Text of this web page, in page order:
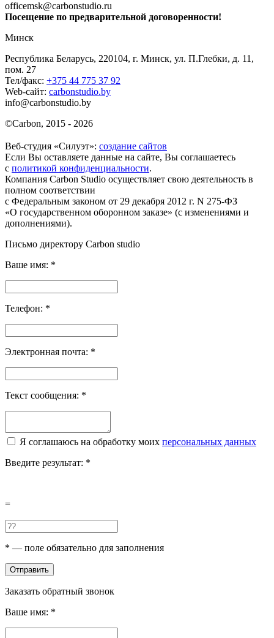
officemsk@carbonstudio.ru
Посещение по предварительной договоренности!
Минск
Республика Беларусь, 220104, г. Минск, ул. П.Глебки, д. 11,
пом. 27
Тел/факс: +375 44 775 37 92
Web-сайт: carbonstudio.by
info@carbonstudio.by
©Carbon, 2015 - 2026
Веб-студия «Силуэт»: создание сайтов
Если Вы оставляете данные на сайте, Вы соглашаетесь
с политикой конфиденциальности.
Компания Carbon Studio осуществляет свою деятельность в
полном соответствии
с Федеральным законом от 29 декабря 2012 г. N 275-ФЗ
«О государственном оборонном заказе» (с изменениями и
дополнениями).
Письмо директору Carbon studio
Ваше имя: *
Телефон: *
Электронная почта: *
Текст сообщения: *
Я соглашаюсь на обработку моих персональных данных
Введите результат: *
=
* — поле обязательно для заполнения
Отправить
Заказать обратный звонок
Ваше имя: *